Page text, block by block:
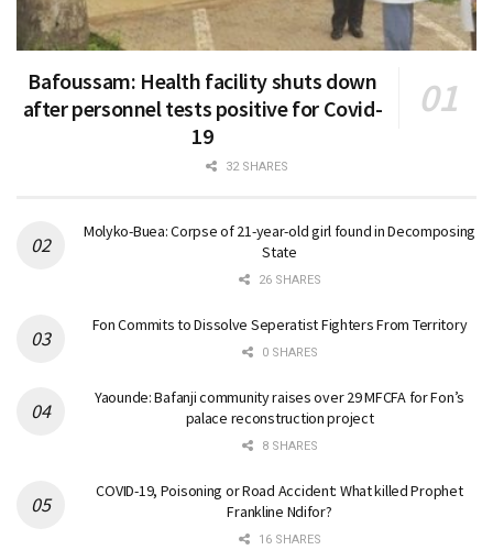
Bafoussam: Health facility shuts down
after personnel tests positive for Covid-
19
32 SHARES
Molyko-Buea: Corpse of 21-year-old girl found in Decomposing
State
26 SHARES
Fon Commits to Dissolve Seperatist Fighters From Territory
0 SHARES
Yaounde: Bafanji community raises over 29 MFCFA for Fon’s
palace reconstruction project
8 SHARES
COVID-19, Poisoning or Road Accident: What killed Prophet
Frankline Ndifor?
16 SHARES